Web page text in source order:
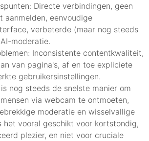
Directe verbindingen, geen
aanmelden, eenvoudige
verbeterde (maar nog steeds
moderatie.
Inconsistente contentkwaliteit,
van pagina's, af en toe expliciete
gebruikersinstellingen.
nog steeds de snelste manier om
via webcam te ontmoeten,
moderatie en wisselvallige
het vooral geschikt voor kortstondig,
plezier, en niet voor cruciale